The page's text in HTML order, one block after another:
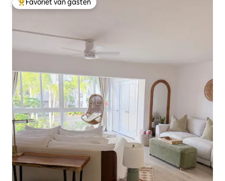
Topfavoriet van gasten
Favoriet van gasten